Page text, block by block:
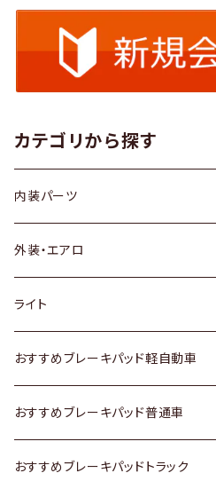
カテゴリから探す
内装パーツ
トヨタ
ホンダ
スズキ
日産
いすゞ
外装・エアロ
トヨタ
ホンダ
スズキ
日産
ライト
トヨタ
スズキ
日産
おすすめブレーキパッド軽自動車
トヨタ
ホンダ
おすすめブレーキパッド普通車
トヨタ
おすすめブレーキパッドトラック